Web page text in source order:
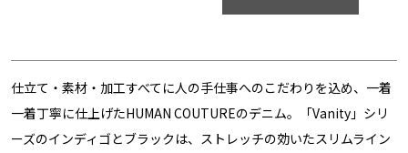
仕立て・素材・加工すべてに人の手仕事へのこだわりを込め、一着
一着丁寧に仕上げたHUMAN COUTUREのデニム。「Vanity」シリ
ーズのインディゴとブラックは、ストレッチの効いたスリムライン